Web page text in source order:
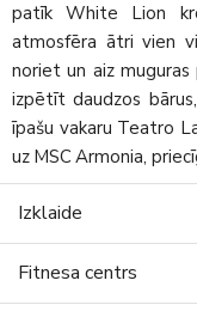
patīk White Lion
atmosfēra ātri vien
noriet un aiz
izpētīt daudzos
īpašu vakaru Teatro
uz MSC Armonia,
Izklaide
Fitnesa centrs